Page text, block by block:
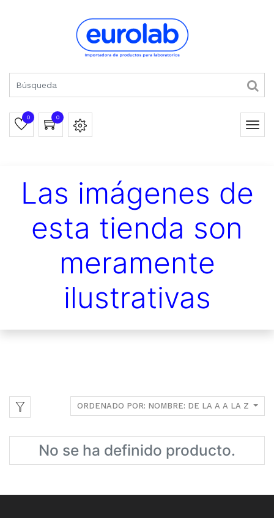
0 0
Las imágenes de
esta tienda son
meramente
ilustrativas
ORDENADO POR: NOMBRE: DE LA A A LA Z
No se ha definido producto.